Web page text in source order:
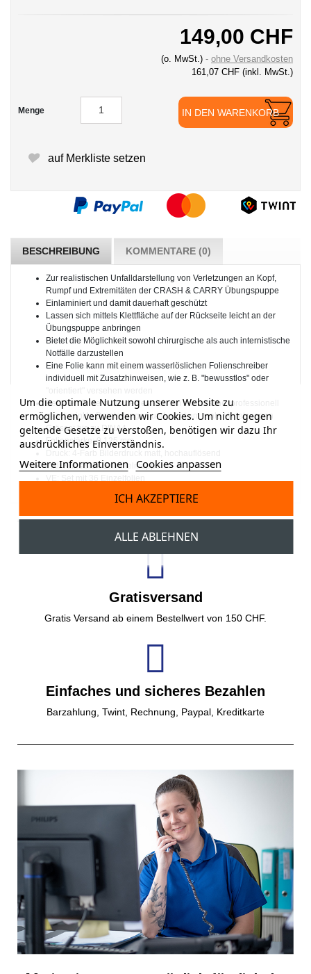
149,00 CHF
(o. MwSt.)
ohne Versandkosten
161,07 CHF (inkl. MwSt.)
Menge IN DEN WARENKORB
auf Merkliste setzen
BESCHREIBUNG KOMMENTARE (0)
Zur realistischen Unfalldarstellung von Verletzungen an Kopf,
Rumpf und Extremitäten der CRASH & CARRY Übungspuppe
Einlaminiert und damit dauerhaft geschützt
Lassen sich mittels Klettfläche auf der Rückseite leicht an der
Übungspuppe anbringen
Bietet die Möglichkeit sowohl chirurgische als auch internistische
Notfälle darzustellen
Eine Folie kann mit einem wasserlöslichen Folienschreiber
individuell mit Zusatzhinweisen, wie z. B. "bewusstlos" oder
Bei allen Bildern handelt es sich um realistische, professionell
geschminkte Darstellungen und nicht um reale Verletzungen
Grösse: bis zu DINA4
Folienstärke: 0.125 mm
Inkl. Kunststoff-Sammelmappe
Gratisversand
Gratis Versand ab einem Bestellwert von 150 CHF.
Einfaches und sicheres Bezahlen
Barzahlung, Twint, Rechnung, Paypal, Kreditkarte
Um die optimale Nutzung unserer Website zu
ermöglichen, verwenden wir Cookies. Um nicht gegen
geltende Gesetze zu verstoßen, benötigen wir dazu Ihr
ausdrückliches Einverständnis.
Weitere Informationen Cookies anpassen
ALLE ABLEHNEN
ICH AKZEPTIERE